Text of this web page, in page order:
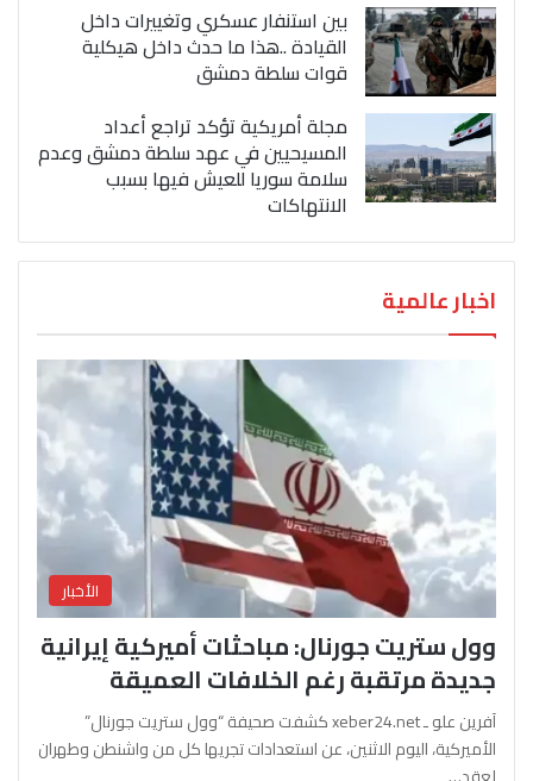
بين استنفار عسكري وتغييرات داخل
القيادة ..هذا ما حدث داخل هيكلية
قوات سلطة دمشق
مجلة أمريكية تؤكد تراجع أعداد
المسيحيين في عهد سلطة دمشق وعدم
سلامة سوريا للعيش فيها بسبب
الانتهاكات
اخبار عالمية
الأخبار
وول ستريت جورنال: مباحثات أميركية إيرانية
جديدة مرتقبة رغم الخلافات العميقة
آفرين علو ـ xeber24.net كشفت صحيفة “وول ستريت جورنال”
الأميركية، اليوم الاثنين، عن استعدادات تجريها كل من واشنطن وطهران